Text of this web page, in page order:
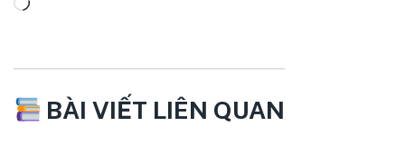
BÀI VIẾT LIÊN QUAN